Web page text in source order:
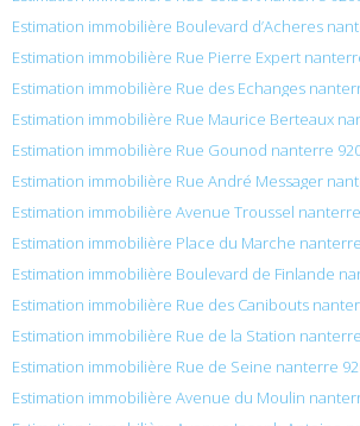
Estimation immobilière Boulevard d’Acheres
Estimation immobilière Rue Pierre Expert
Estimation immobilière Rue des Echanges
Estimation immobilière Rue Maurice Berteaux
Estimation immobilière Rue Gounod nanterre
Estimation immobilière Rue André Messager
Estimation immobilière Avenue Troussel
Estimation immobilière Place du Marche
Estimation immobilière Boulevard de Finlande
Estimation immobilière Rue des Canibouts
Estimation immobilière Rue de la Station
Estimation immobilière Rue de Seine nanterre
Estimation immobilière Avenue du Moulin